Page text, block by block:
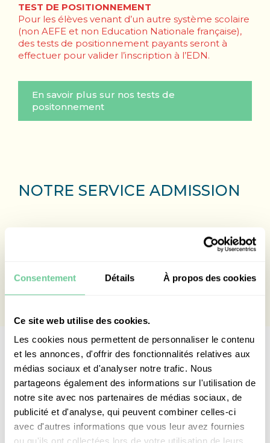
Consentement Détails À propos des cookies
Ce site web utilise des cookies.
Les cookies nous permettent de personnaliser le contenu
et les annonces, d'offrir des fonctionnalités relatives aux
médias sociaux et d'analyser notre trafic. Nous
partageons également des informations sur l'utilisation de
notre site avec nos partenaires de médias sociaux, de
publicité et d'analyse, qui peuvent combiner celles-ci
avec d'autres informations que vous leur avez fournies
TEST DE POSITIONNEMENT
Pour les élèves venant d’un autre système scolaire
(non AEFE et non Education Nationale française),
des tests de positionnement payants seront à
effectuer pour valider l’inscription à l’EDN.
En savoir plus sur nos tests de
positonnement
NOTRE SERVICE ADMISSION
Merci de prendre contact avec Bela de notre
département Admission pour toute inscription
sur secretariat.eleves@ecoledunord.net.
Visite de notre établissement
pendant les vacances
scolaires